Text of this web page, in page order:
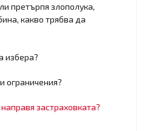
претърпя злополука,
какво трябва да
избера?
ограничения?
застраховката?